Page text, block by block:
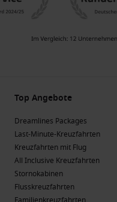
Top Angebote
Dreamlines Packages
Last-Minute-Kreuzfahrten
Kreuzfahrten mit Flug
All Inclusive Kreuzfahrten
Stornokabinen
Flusskreuzfahrten